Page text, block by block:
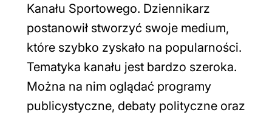
Kanału Sportowego. Dziennikarz
postanowił stworzyć swoje medium,
które szybko zyskało na popularności.
Tematyka kanału jest bardzo szeroka.
Można na nim oglądać programy
publicystyczne, debaty polityczne oraz